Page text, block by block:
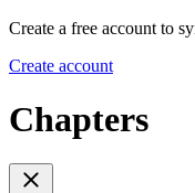
Create a free account to
Create account
Chapters